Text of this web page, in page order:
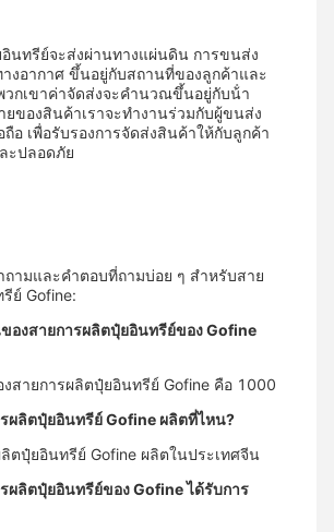
นทรีย์จะส่งผ่านทางแผ่นดิน การขนส่ง
างอากาศ ขึ้นอยู่กับสถานที่ของลูกค้าและ
วกเขาค่าจัดส่งจะคํานวณขึ้นอยู่กับน้ํา
ของสินค้าเราจะทํางานร่วมกับผู้ขนส่ง
ถือ เพื่อรับรองการจัดส่งสินค้าให้กับลูกค้า
ะปลอดภัย
ามและคําตอบที่ถามบ่อย ๆ สําหรับสาย
ย์ Gofine:
องสายการผลิตปุ๋ยอินทรีย์ของ Gofine
สายการผลิตปุ๋ยอินทรีย์ Gofine คือ 1000
ผลิตปุ๋ยอินทรีย์ Gofine ผลิตที่ไหน?
ตปุ๋ยอินทรีย์ Gofine ผลิตในประเทศจีน
ผลิตปุ๋ยอินทรีย์ของ Gofine ได้รับการ